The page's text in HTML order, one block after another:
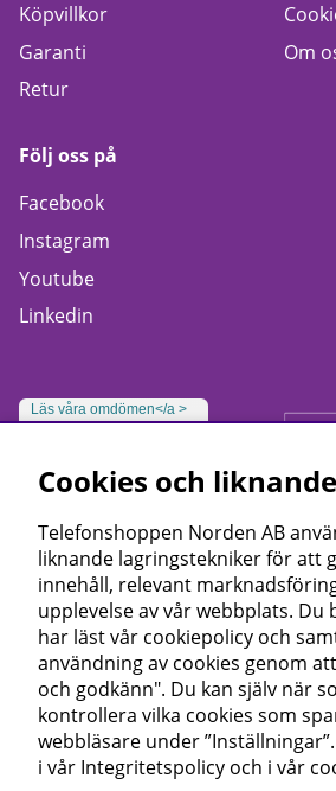
Köpvillkor
Garanti
Retur
Om
Följ oss på
Facebook
Instagram
Youtube
Linkedin
Läs våra omdömen</a >
Cookies och
Telefonshoppen Norden AB
liknande lagringstekniker för att
innehåll, relevant
upplevelse av vår webbplats. Du
har läst vår cookiepolicy och
användning av cookies genom
och godkänn". Du kan själv när
kontrollera vilka cookies som
webbläsare under
i vår Integritetspolicy och i vår